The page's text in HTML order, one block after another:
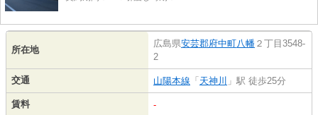
所在地
広島県安芸郡府中町八幡 ２丁目3548-
2
交通 山陽本線 「 天神川 」駅 徒歩25分
賃料 -